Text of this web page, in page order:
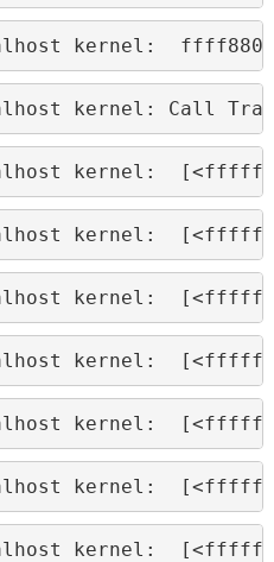
kernel:
kernel: Call
kernel:
kernel:
kernel:
kernel:
kernel:
kernel:
kernel: